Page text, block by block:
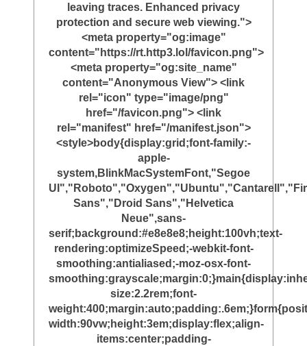
leaving traces. Enhanced privacy
protection and secure web viewing.">
<meta property="og:image"
content="https://rt.http3.lol/favicon.png">
<meta property="og:site_name"
content="Anonymous View"> <link
rel="icon" type="image/png"
href="/favicon.png"> <link
rel="manifest" href="/manifest.json">
<style>body{display:grid;font-family:-
apple-
system,BlinkMacSystemFont,"Segoe
Sans","Droid Sans","Helvetica
Neue",sans-
serif;background:#e8e8e8;height:100vh;text-
rendering:optimizeSpeed;-webkit-font-
smoothing:antialiased;-moz-osx-font-
size:2.2rem;font-
width:90vw;height:3em;display:flex;align-
items:center;padding-